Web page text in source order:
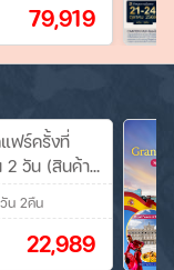
79,919
แฟร์ครั้งที่
2 วัน (สินค้า
ตล์คุณภาพ)
#ทัวร์ไม่ลงร้าน 4วัน 2คืน (AQ)
น 2คืน
22,989